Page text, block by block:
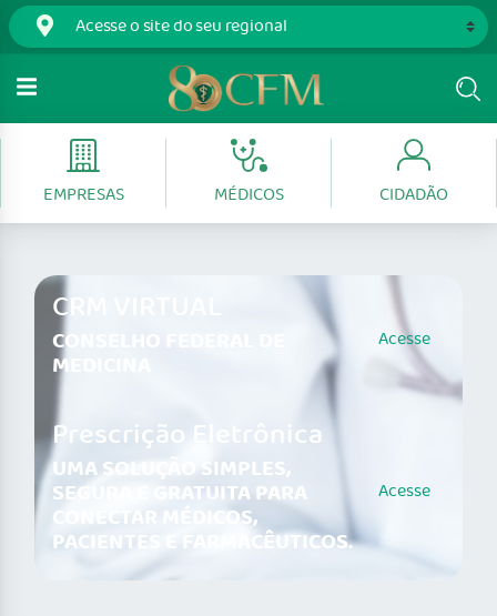
EMPRESAS MÉDICOS CIDADÃO
CRM VIRTUAL
CONSELHO FEDERAL DE
MEDICINA
Acesse
Prescrição Eletrônica
UMA SOLUÇÃO SIMPLES,
SEGURA E GRATUITA PARA
CONECTAR MÉDICOS,
PACIENTES E FARMACÊUTICOS.
Acesse